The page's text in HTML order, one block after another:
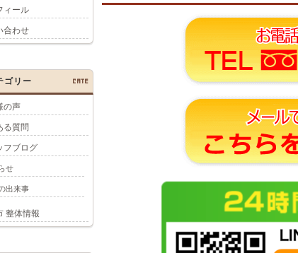
ィール
合わせ
ゴリー CATE
の声
る質問
フブログ
せ
出来事
整体情報